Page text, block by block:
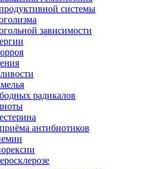
системы
зависимости
радикалов
антибиотиков